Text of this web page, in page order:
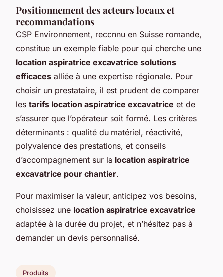
Positionnement des acteurs locaux et
recommandations
CSP Environnement, reconnu en Suisse romande,
constitue un exemple fiable pour qui cherche une
location aspiratrice excavatrice solutions
efficaces alliée à une expertise régionale. Pour
choisir un prestataire, il est prudent de comparer
les tarifs location aspiratrice excavatrice et de
s’assurer que l’opérateur soit formé. Les critères
déterminants : qualité du matériel, réactivité,
polyvalence des prestations, et conseils
d’accompagnement sur la location aspiratrice
excavatrice pour chantier.
Pour maximiser la valeur, anticipez vos besoins,
choisissez une location aspiratrice excavatrice
adaptée à la durée du projet, et n’hésitez pas à
demander un devis personnalisé.
Produits